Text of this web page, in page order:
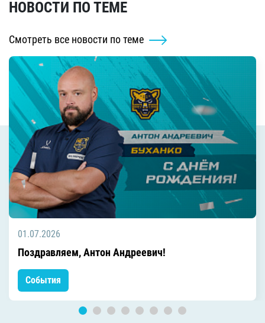
НОВОСТИ ПО ТЕМЕ
Смотреть все новости по теме
01.07.2026
Поздравляем, Антон Андреевич!
События